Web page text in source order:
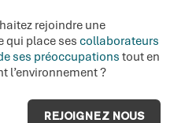
rejoindre une
qui place sescollaborateurs
ses préoccupations tout en
l’environnement ?
REJOIGNEZ NOUS